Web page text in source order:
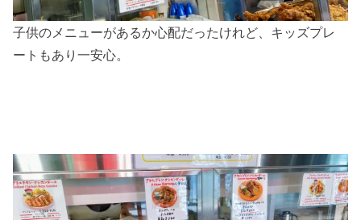
子供のメニューがあるか心配だったけれど、キッズプレ
ートもあり一安心。